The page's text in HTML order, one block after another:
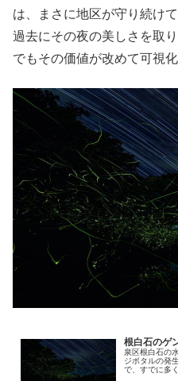
は、まさに地区が守り続け
過去にその夜の美しさを取
でもその価値が改めて可視化
根白石のゲ
泉区根白石の
ジボタルの発
で、すでに多